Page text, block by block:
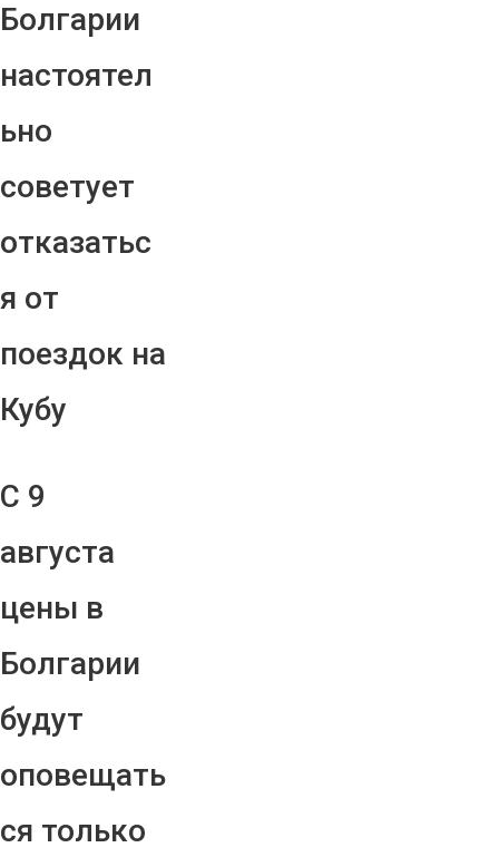
Болгарии
настоятел
ьно
советует
отказатьс
я от
поездок на
Кубу
С 9
августа
цены в
Болгарии
будут
оповещать
ся только